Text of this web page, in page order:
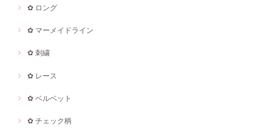
✿ ロング
✿ マーメイドライン
✿ 刺繍
✿ レース
✿ ベルベット
✿ チェック柄